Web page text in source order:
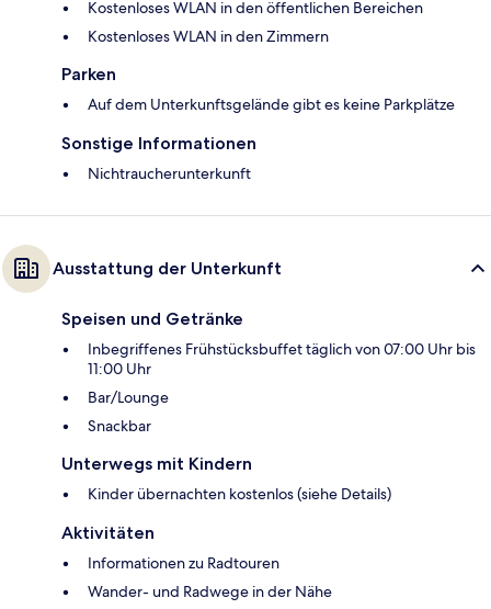
Kostenloses WLAN in den öffentlichen Bereichen
Kostenloses WLAN in den Zimmern
Parken
Auf dem Unterkunftsgelände gibt es keine Parkplätze
Sonstige Informationen
Nichtraucherunterkunft
Ausstattung der Unterkunft
Speisen und Getränke
Inbegriffenes Frühstücksbuffet täglich von 07:00 Uhr bis
11:00 Uhr
Bar/Lounge
Snackbar
Unterwegs mit Kindern
Kinder übernachten kostenlos (siehe Details)
Aktivitäten
Informationen zu Radtouren
Wander- und Radwege in der Nähe